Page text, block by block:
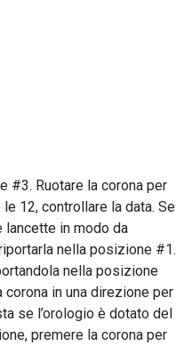
#3. Ruotare la corona per
12, controllare la data. Se
lancette in modo da
nella posizione #1.
nella posizione
in una direzione per
se l’orologio è dotato del
premere la corona per